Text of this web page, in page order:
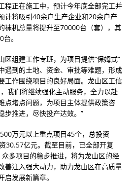
程正在施工中，预计今年底全部完工并
计将吸引40余户生产企业和20余户产
袜机总量将提升至70000台（套），其
。
区组建工作专班，为项目提供“保姆式”
遇到的土地、资金、审批等难题，形成
工作围绕项目的良好局面。龙山区工信
我们将继续强化主动服务，全力以赴
点堵点问题，为项目主体提供政策咨
步推进，尽快投产达效。”
万元以上重点项目45个，总投资
30.57亿元。截至目前，已全部开复
多项目的稳步推进，将为龙山区的经
善注入强大动力，助力龙山区在高质量
发展新篇章。